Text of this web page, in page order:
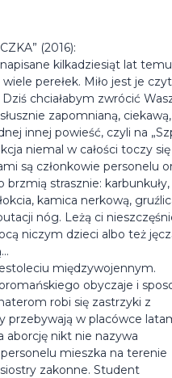
(2016):
kilkadziesiąt lat
perełek. Miło jest je
chciałabym zwrócić
zapomnianą, ciekawą,
innej powieść, czyli na
niemal w całości toczy
są członkowie personelu
strasznie: karbunkuły,
kamica nerkową,
nóg. Leżą ci
niczym dzieci albo też
międzywojennym.
obyczaje i
robi się zastrzyki z
przebywają w placówce
aborcję nikt nie nazywa
mieszka na terenie
zakonne. Student